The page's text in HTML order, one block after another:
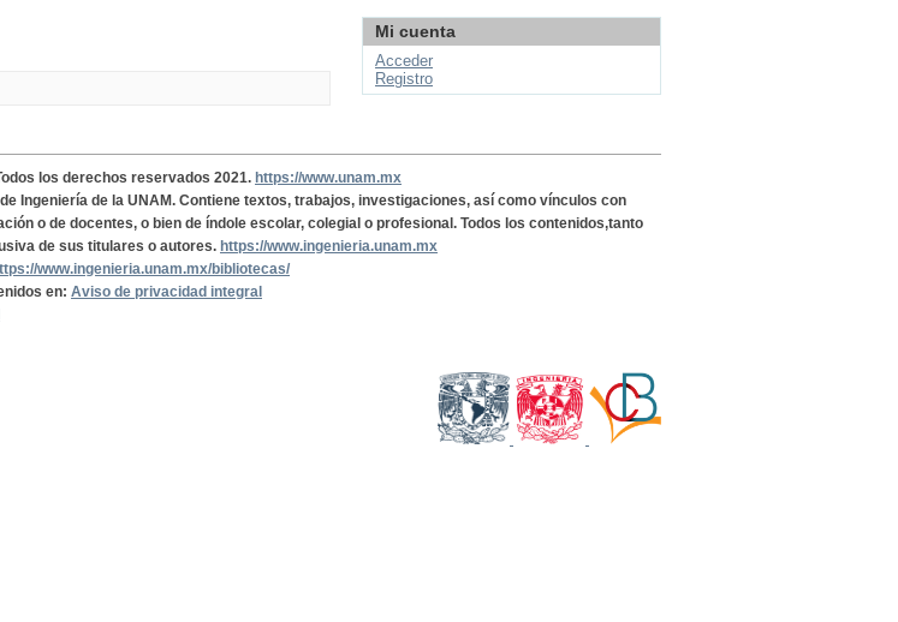
Mi cuenta
Acceder
Registro
los derechos reservados 2021. https://www.unam.mx
Ingeniería de la UNAM. Contiene textos, trabajos, investigaciones, así como vínculos con
o de docentes, o bien de índole escolar, colegial o profesional. Todos los contenidos,tanto
de sus titulares o autores. https://www.ingenieria.unam.mx
www.ingenieria.unam.mx/bibliotecas/
en: Aviso de privacidad integral